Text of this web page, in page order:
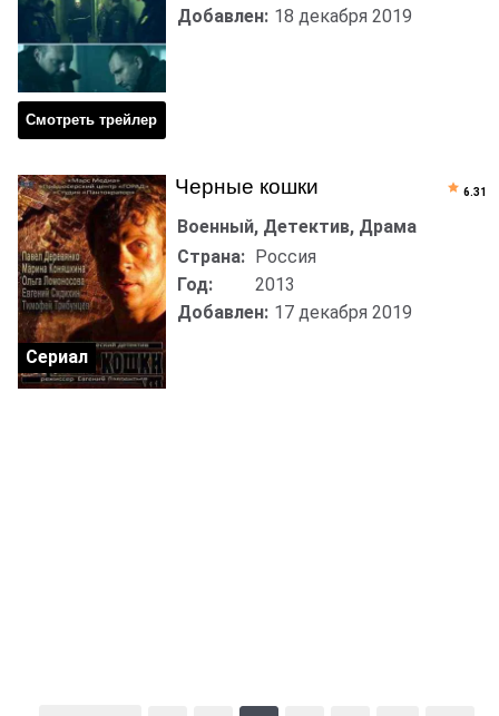
Смотреть трейлер
Добавлен: 18 декабря 2019
Черные кошки
Военный, Детектив, Драма
Страна: Россия
Год:
2013
Добавлен: 17 декабря 2019
Сериал
6.31